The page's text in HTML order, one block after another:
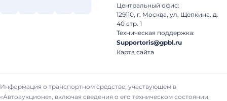
Центральный офис:
129110, г. Москва, ул. Щепкина, д.
40 стр. 1
Техническая поддержка:
Supportoris@gpbl.ru
Карта сайта
Информация о транспортном средстве, участвующем в
«Автоаукционе», включая сведения о его техническом состоянии,